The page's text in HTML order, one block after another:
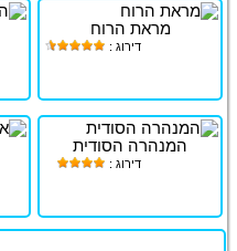
מראת הרוח
דירוג :
המנהרה הסודית
דירוג :